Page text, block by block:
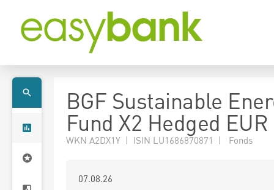
BGF Sustainable
Fund X2 Hedged EUR
WKN A2DX1Y | ISIN LU1686870871 | Fonds
07.08.26